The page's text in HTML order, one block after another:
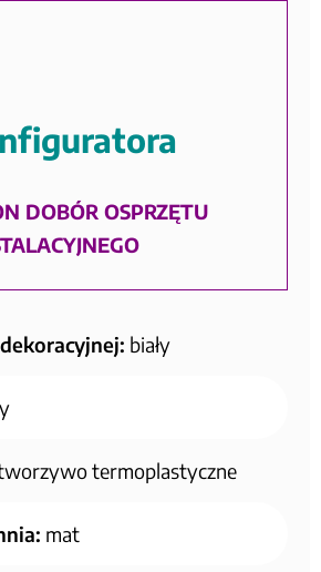
DOBÓR OSPRZĘTU
biały
termoplastyczne
mat